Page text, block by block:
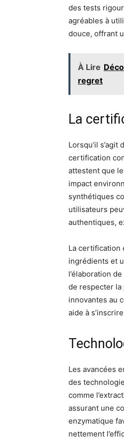
des tests
agréables à
douce, offrant
À Lire
regret
La
Lorsqu’il
certification
attestent que
impact
synthétiques
utilisateurs
authentiques,
La certification
ingrédients et
l’élaboration
de respecter la
innovantes au
aide à
Les avancées
des
comme
assurant une
enzymatique
nettement